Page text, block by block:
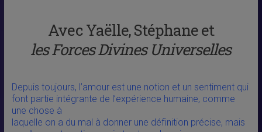
Avec Yaëlle, Stéphane et
les Forces Divines Universelles
Depuis toujours, l’amour est une notion et un sentiment qui
font partie intégrante de l’expérience humaine, comme
une chose à
laquelle on a du mal à donner une définition précise, mais